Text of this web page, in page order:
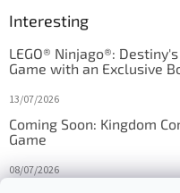
Interesting
LEGO® Ninjago®:
Game with an Exclusive
13/07/2026
Coming Soon: Kingdom
Game
08/07/2026